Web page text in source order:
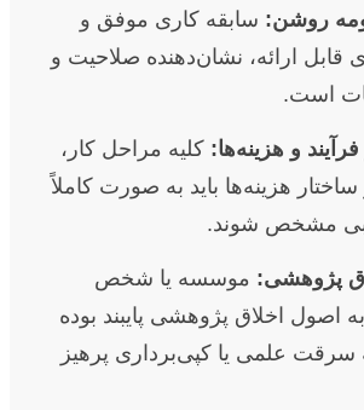
روشن: سابقه کاری موفق و
قابل ارائه، نشان‌دهنده صلاحیت و
است.
و هزینه‌ها: کلیه مراحل کار،
هزینه‌ها باید به صورت کاملاً
مشخص شوند.
پژوهشی: موسسه یا شخص
اصول اخلاق پژوهشی پایبند بوده
سرقت علمی یا کپی‌برداری پرهیز